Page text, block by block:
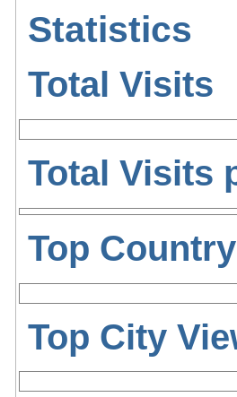
Statistics
Total Visits
Total Visits
Top
Top City